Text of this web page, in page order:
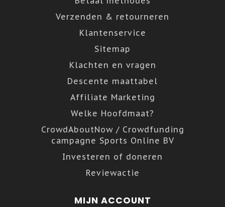
Verzenden & retourneren
Klantenservice
Sitemap
Klachten en vragen
Descente maattabel
Affiliate Marketing
Welke Hoofdmaat?
CrowdAboutNow / Crowdfunding
campagne Sports Online BV
Investeren of doneren
Reviewactie
MIJN ACCOUNT